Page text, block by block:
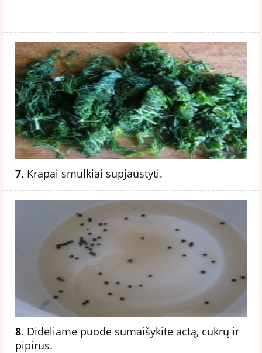
7. Krapai smulkiai supjaustyti.
8. Dideliame puode sumaišykite actą, cukrų ir
pipirus.